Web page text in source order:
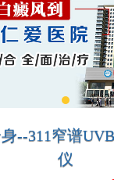
--311窄谱
仪